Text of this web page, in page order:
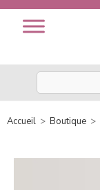
Accueil > Boutique >